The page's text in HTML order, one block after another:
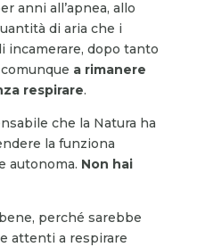
anni all’apnea, allo
di aria che i
incamerare, dopo tanto
comunque a rimanere
respirare.
che la Natura ha
la funziona
autonoma. Non hai
perché sarebbe
attenti a respirare